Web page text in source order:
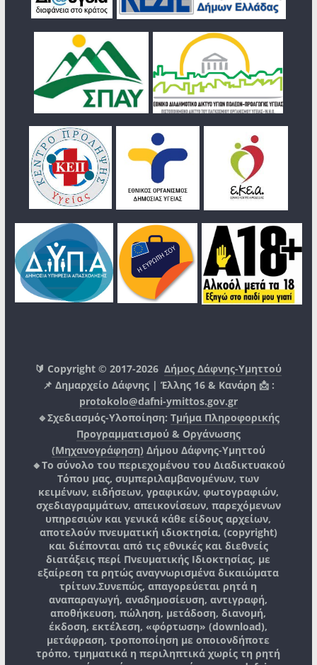
🔰 Copyright © 2017-2026Δήμος Δάφνης-Υμηττού
📌 Δημαρχείο Δάφνης | Έλλης 16 & Κανάρη 📩 :
protokolo@dafni-ymittos.gov.gr
🔹Σχεδιασμός-Υλοποίηση: Τμήμα Πληροφορικής
Προγραμματισμού & Οργάνωσης
(Μηχανογράφηση) Δήμου Δάφνης-Υμηττού
🔸Το σύνολο του περιεχομένου του Διαδικτυακού
Τόπου μας, συμπεριλαμβανομένων, των
κειμένων, ειδήσεων, γραφικών, φωτογραφιών,
σχεδιαγραμμάτων, απεικονίσεων, παρεχόμενων
υπηρεσιών και γενικά κάθε είδους αρχείων,
αποτελούν πνευματική ιδιοκτησία, (copyright)
και διέπονται από τις εθνικές και διεθνείς
διατάξεις περί Πνευματικής Ιδιοκτησίας, με
εξαίρεση τα ρητώς αναγνωρισμένα δικαιώματα
τρίτων.Συνεπώς, απαγορεύεται ρητά η
αναπαραγωγή, αναδημοσίευση, αντιγραφή,
αποθήκευση, πώληση, μετάδοση, διανομή,
έκδοση, εκτέλεση, «φόρτωση» (download),
μετάφραση, τροποποίηση με οποιονδήποτε
τρόπο, τμηματικά η περιληπτικά χωρίς τη ρητή